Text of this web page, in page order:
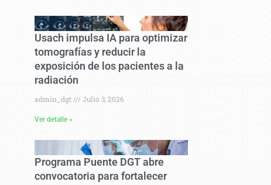
Usach impulsa IA para optimizar
tomografías y reducir la
exposición de los pacientes a la
radiación
admin_dgt Julio 3, 2026
Ver detalle »
Programa Puente DGT abre
convocatoria para fortalecer